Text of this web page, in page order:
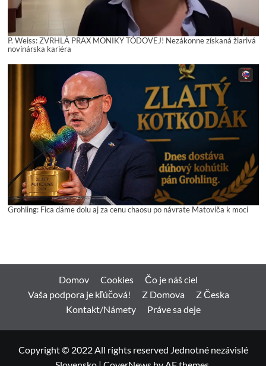
P. Weiss: ZVRHLÁ PRAX MONIKY TÓDOVEJ! Nezákonne získaná žiarivá
novinárska kariéra
Grohling: Fica dáme dolu aj za cenu chaosu po návrate Matoviča k moci
Domov Cookies
Čo je náš ciel
Vaša podpora je kľúčová!
Z Domova
Z Česka
Kontakt/Námety
Práve sa deje
Copyright © 2022 All rights reserved Jednotné nezávislé